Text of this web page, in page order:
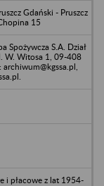
Gdański - Pruszcz
15
Spożywcza S.A. Dział
W. Witosa 1, 09-408
archiwum@kgssa.pl,
i płacowe z lat 1954-